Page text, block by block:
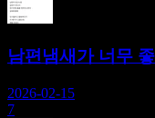
남편냄새가 너무
2026-02-15
7